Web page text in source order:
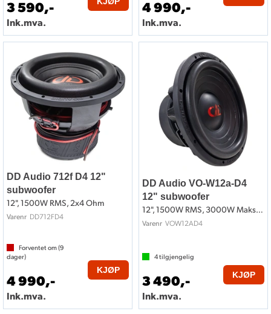
3 590,-
Ink.mva.
4 990,-
Ink.mva.
DD Audio 712f D4 12"
subwoofer
12", 1500W RMS, 2x4 Ohm
Varenr DD712FD4
Forventet om (9
dager)
4 990,-
Ink.mva.
KJØP
DD Audio VO-W12a-D4
12" subwoofer
12", 1500W RMS, 3000W Maks, 2x4 Ohm
Varenr VOW12AD4
4tilgjengelig
3 490,-
Ink.mva.
KJØP